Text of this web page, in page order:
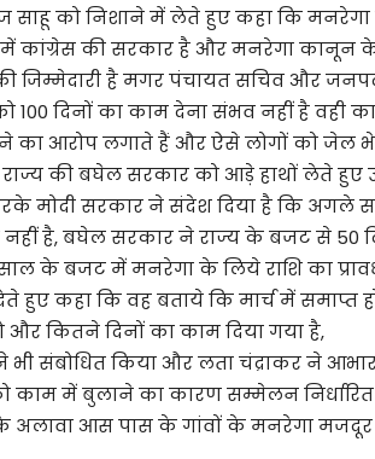
साहू को निशाने में लेते हुए कहा कि
में कांग्रेस की सरकार है और मनरेगा कानून के
जिम्मेदारी है मगर पंचायत सचिव और
100 दिनों का काम देना संभव नहीं है वही
का आरोप लगाते हैं और ऐसे लोगों को जेल
की बघेल सरकार को आड़े हाथों लेते
मोदी सरकार ने संदेश दिया है कि अगले
है, बघेल सरकार ने राज्य के बजट से 50
के बजट में मनरेगा के लिये राशि का
हुए कहा कि वह बताये कि मार्च में समाप्त
कितने दिनों का काम दिया गया है,
भी संबोधित किया और लता चंद्राकर ने
काम में बुलाने का कारण सम्मेलन
आस पास के गांवों के मनरेगा मजदूर